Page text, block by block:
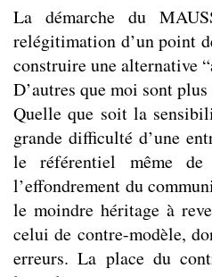
La démarche du
relégitimation d’un point
construire une alternative
D’autres que moi sont
Quelle que soit la
grande difficulté d’une
le référentiel même
l’effondrement du
le moindre héritage à
celui de contre-modèle,
erreurs. La place du